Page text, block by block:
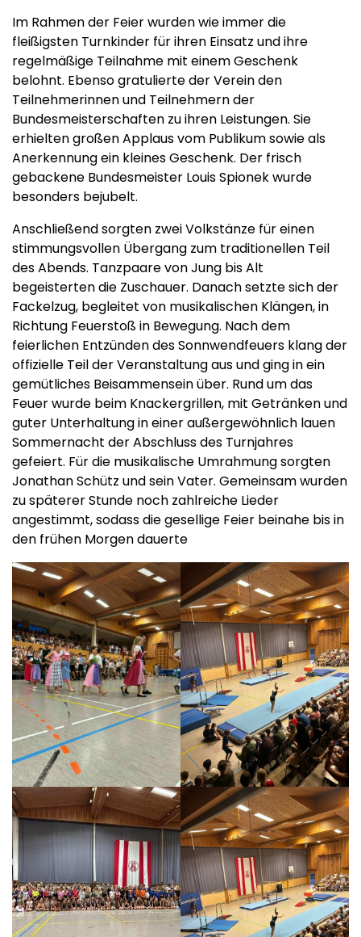
Im Rahmen der Feier wurden wie immer die
fleißigsten Turnkinder für ihren Einsatz und ihre
regelmäßige Teilnahme mit einem Geschenk
belohnt. Ebenso gratulierte der Verein den
Teilnehmerinnen und Teilnehmern der
Bundesmeisterschaften zu ihren Leistungen. Sie
erhielten großen Applaus vom Publikum sowie als
Anerkennung ein kleines Geschenk. Der frisch
gebackene Bundesmeister Louis Spionek wurde
besonders bejubelt.
Anschließend sorgten zwei Volkstänze für einen
stimmungsvollen Übergang zum traditionellen Teil
des Abends. Tanzpaare von Jung bis Alt
begeisterten die Zuschauer. Danach setzte sich der
Fackelzug, begleitet von musikalischen Klängen, in
Richtung Feuerstoß in Bewegung. Nach dem
feierlichen Entzünden des Sonnwendfeuers klang der
offizielle Teil der Veranstaltung aus und ging in ein
gemütliches Beisammensein über. Rund um das
Feuer wurde beim Knackergrillen, mit Getränken und
guter Unterhaltung in einer außergewöhnlich lauen
Sommernacht der Abschluss des Turnjahres
gefeiert. Für die musikalische Umrahmung sorgten
Jonathan Schütz und sein Vater. Gemeinsam wurden
zu späterer Stunde noch zahlreiche Lieder
angestimmt, sodass die gesellige Feier beinahe bis in
den frühen Morgen dauerte